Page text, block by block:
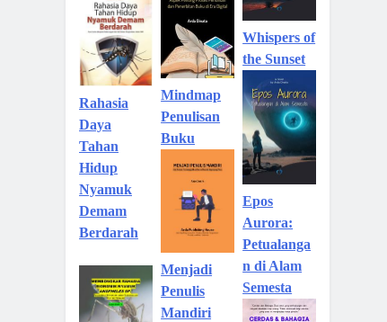
Rahasia
Daya
Tahan
Hidup
Nyamuk
Demam
Berdarah
Mindmap
Penulisan
Buku
Menjadi
Penulis
Mandiri
Whispers of
the Sunset
Epos
Aurora:
Petualanga
n di Alam
Semesta